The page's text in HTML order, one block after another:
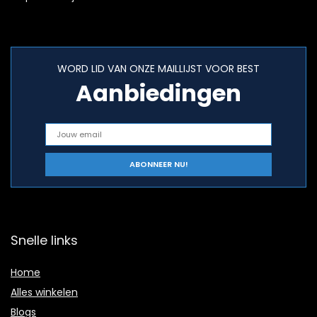
WORD LID VAN ONZE MAILLIJST VOOR BEST
Aanbiedingen
Snelle links
Home
Alles winkelen
Blogs